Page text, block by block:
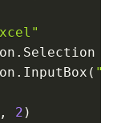
.
. InputBox (
, 2 )